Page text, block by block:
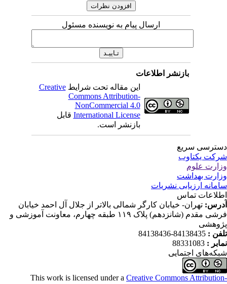
ارسال پیام به نویسنده مسئول
بازنشر اطلاعات
این مقاله تحت شرایطCreative
Commons Attribution-
NonCommercial 4.0
International Licenseقابل
بازنشر است.
سریع
یکتاوب
علوم
بهداشت
ارزیابی نشریات
تماس
تهران- خیابان کارگر شمالی بالاتر از جلال آل احمد خیابان
فرشی مقدم (شانزدهم) پلاک ۱۱۹ طبقه چهارم، معاونت آموزشی و
:
84138435-84138436
:
88331083
اجتمایی
This work is licensed under aCreative Commons